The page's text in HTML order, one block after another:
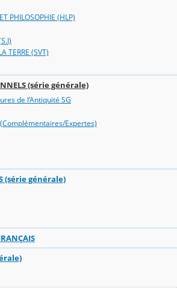
PHILOSOPHIE (HLP)
TERRE (SVT)
(série générale)
de l’Antiquité SG
(Complémentaires/Expertes)
(série générale)